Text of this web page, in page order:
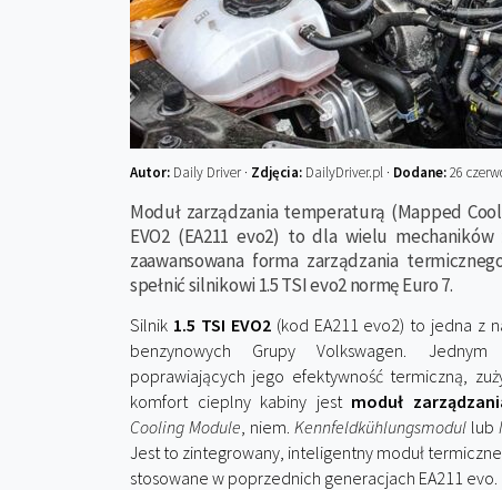
Autor: Daily Driver · Zdjęcia: DailyDriver.pl · Dodane:26
Moduł zarządzania temperaturą (Mapped
EVO2 (EA211 evo2) to dla wielu
zaawansowana forma zarządzania
spełnić silnikowi 1.5 TSI evo2 normę Euro 7.
Silnik 1.5 TSI EVO2(kod EA211 evo2) to jedna z
benzynowych Grupy Volkswagen.
poprawiających jego efektywność termiczną,
komfort cieplny kabiny jest moduł
Cooling Module, niem. Kennfeldkühlungsmodul lub
Jest to zintegrowany, inteligentny moduł
stosowane w poprzednich generacjach EA211 evo.